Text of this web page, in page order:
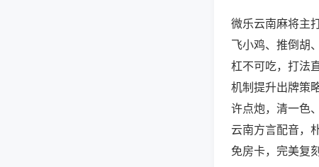
微乐云南麻将主
飞小鸡、推倒胡
杠不可吃，打法
机制提升出牌策
许点炮，清一色
云南方言配音，
免房卡，完美复